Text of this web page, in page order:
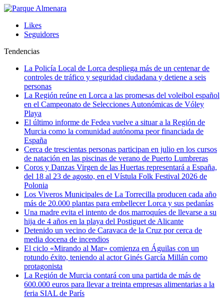
Likes
Seguidores
Tendencias
La Policía Local de Lorca despliega más de un centenar de
controles de tráfico y seguridad ciudadana y detiene a seis
personas
La Región reúne en Lorca a las promesas del voleibol español
en el Campeonato de Selecciones Autonómicas de Vóley
Playa
El último informe de Fedea vuelve a situar a la Región de
Murcia como la comunidad autónoma peor financiada de
España
Cerca de trescientas personas participan en julio en los cursos
de natación en las piscinas de verano de Puerto Lumbreras
Coros y Danzas Virgen de las Huertas representará a España,
del 18 al 23 de agosto, en el Vístula Folk Festival 2026 de
Polonia
Los Viveros Municipales de La Torrecilla producen cada año
más de 20.000 plantas para embellecer Lorca y sus pedanías
Una madre evita el intento de dos marroquíes de llevarse a su
hija de 4 años en la playa del Postiguet de Alicante
Detenido un vecino de Caravaca de la Cruz por cerca de
media docena de incendios
El ciclo «Mirando al Mar» comienza en Águilas con un
rotundo éxito, teniendo al actor Ginés García Millán como
protagonista
La Región de Murcia contará con una partida de más de
600.000 euros para llevar a treinta empresas alimentarias a la
feria SIAL de París